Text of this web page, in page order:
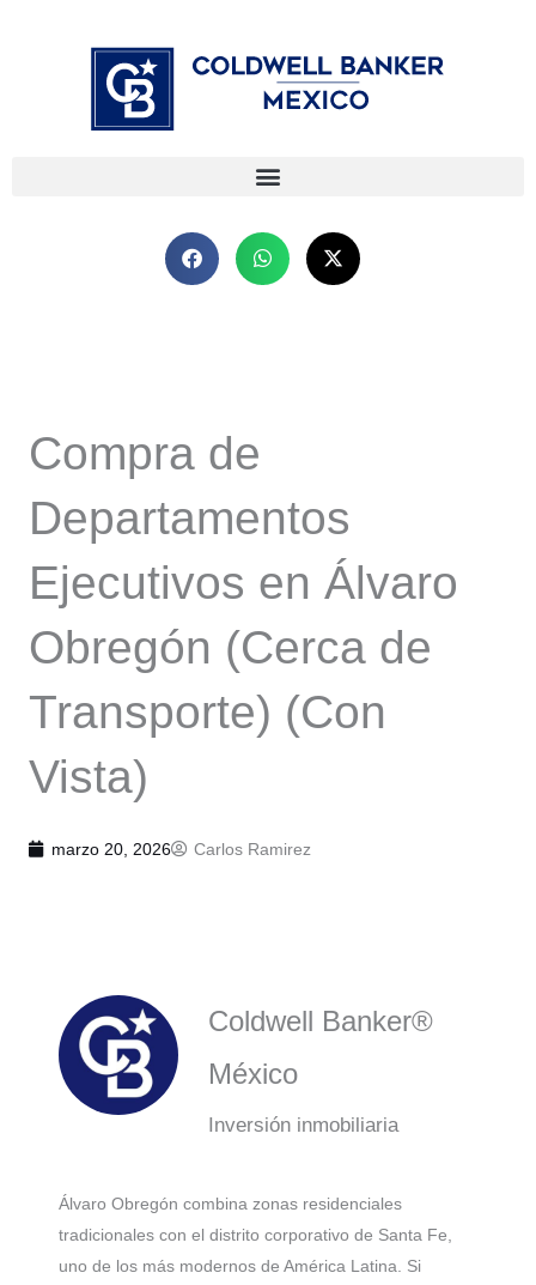
Compra de
Departamentos
Ejecutivos en Álvaro
Obregón (Cerca de
Transporte) (Con
Vista)
marzo 20, 2026 Carlos Ramirez
Coldwell Banker®
México
Inversión inmobiliaria
Álvaro Obregón combina zonas residenciales
tradicionales con el distrito corporativo de Santa Fe,
uno de los más modernos de América Latina. Si